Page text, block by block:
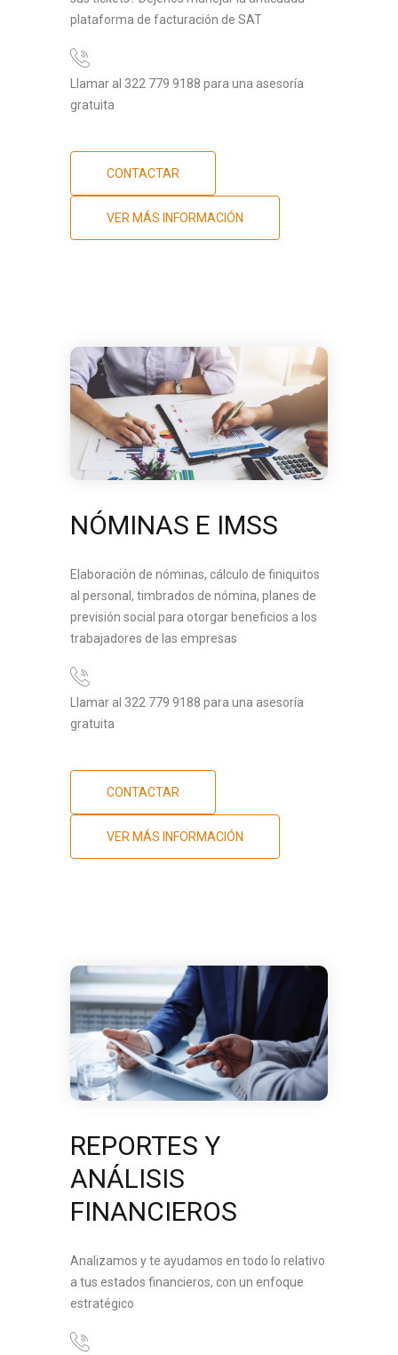
plataforma de facturación de SAT
Llamar al 322 779 9188 para una asesoría
gratuita
CONTACTAR
VER MÁS INFORMACIÓN
NÓMINAS E IMSS
Elaboración de nóminas, cálculo de finiquitos
al personal, timbrados de nómina, planes de
previsión social para otorgar beneficios a los
trabajadores de las empresas
Llamar al 322 779 9188 para una asesoría
gratuita
CONTACTAR
VER MÁS INFORMACIÓN
REPORTES Y
ANÁLISIS
FINANCIEROS
Analizamos y te ayudamos en todo lo relativo
a tus estados financieros, con un enfoque
estratégico